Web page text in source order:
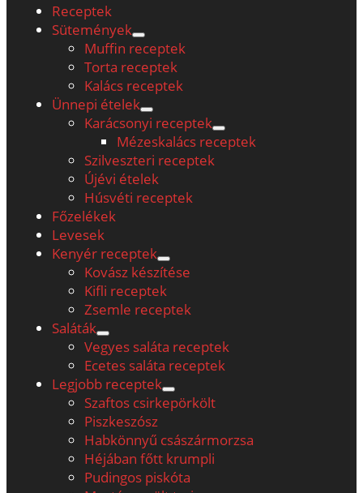
Receptek
Sütemények
open
menu
Muffin receptek
Torta receptek
Kalács receptek
Ünnepi ételek
open
menu
Karácsonyi receptek
open
menu
Mézeskalács receptek
Szilveszteri receptek
Újévi ételek
Húsvéti receptek
Főzelékek
Levesek
Kenyér receptek
open
menu
Kovász készítése
Kifli receptek
Zsemle receptek
Saláták
open
menu
Vegyes saláta receptek
Ecetes saláta receptek
Legjobb receptek
open
menu
Szaftos csirkepörkölt
Piszkeszósz
Habkönnyű császármorzsa
Héjában főtt krumpli
Pudingos piskóta